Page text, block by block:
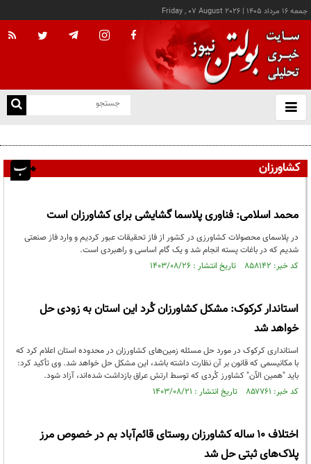
جمعه ۱۶ مرداد ۱۴۰۵ |
Friday , 07 August 2026
باز
و
کشاورزان
محمد اسلامی: فناوری پلاسما گشایشی برای کشاورزان است
در پلاسمای محصولات کشاورزی در کشور از فاز تحقیقات عبور کردیم و وارد فاز صنعتی
شدیم که در باغات پسته انجام شد و یک گام اساسی و راهبردی است.
کد خبر: ۸۵۸۱۴۲ تاریخ انتشار : ۱۴۰۳/۰۸/۲۶
استاندار کرکوک: مشکل کشاورزان کُرد این استان به زودی حل
خواهد شد
استانداری کرکوک در مورد حل مسئله زمین‌های کشاورزان در محدوده استان اعلام کرد که
با مکانیسمی که قانون بر آن نظارت داشته باشد، این مشکل حل خواهد شد. وی تأکید کرد:
باید "همین الآن" کشاورز کُردی که توسط ارتش عراق بازداشت شده‌اند، آزاد شود.
کد خبر: ۸۵۷۷۶۱ تاریخ انتشار : ۱۴۰۳/۰۸/۲۱
اختلاف ۱۰ ساله کشاورزان روستای قائم‌آباد بم در خصوص مرز
پلاک‌های ثبتی حل شد